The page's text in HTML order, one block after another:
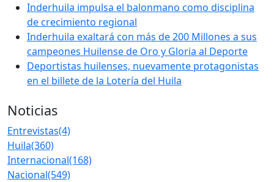
Inderhuila impulsa el balonmano como disciplina
de crecimiento regional
Inderhuila exaltará con más de 200 Millones a sus
campeones Huilense de Oro y Gloria al Deporte
Deportistas huilenses, nuevamente protagonistas
en el billete de la Lotería del Huila
Noticias
Entrevistas(4)
Huila(360)
Internacional(168)
Nacional(549)